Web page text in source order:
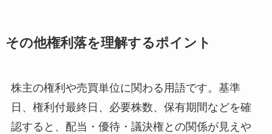
その他権利落を理解するポイント
株主の権利や売買単位に関わる用語です。基準
日、権利付最終日、必要株数、保有期間などを確
認すると、配当・優待・議決権との関係が見えや